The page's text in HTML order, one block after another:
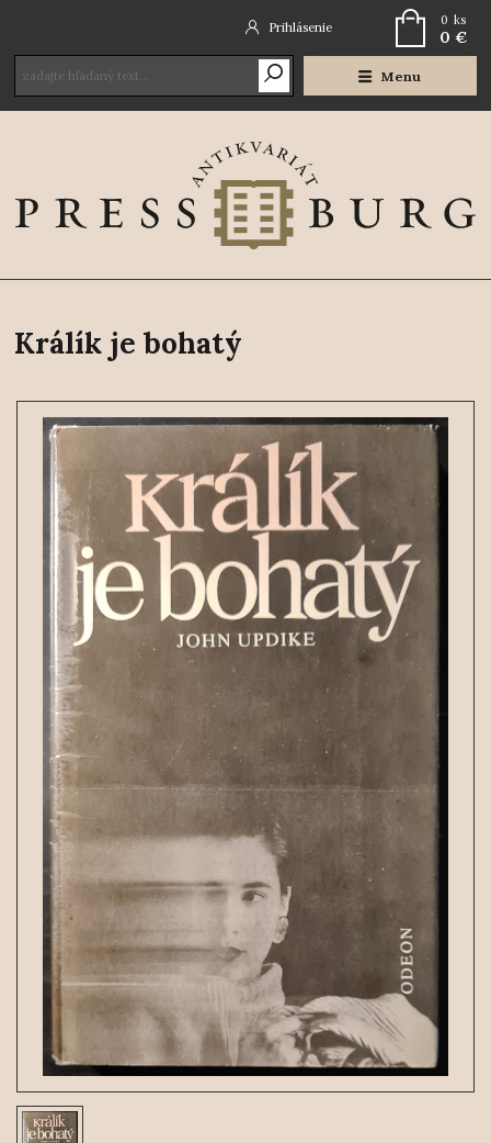
Menu
Prihlásenie 0 ks
0 €
Králík je bohatý